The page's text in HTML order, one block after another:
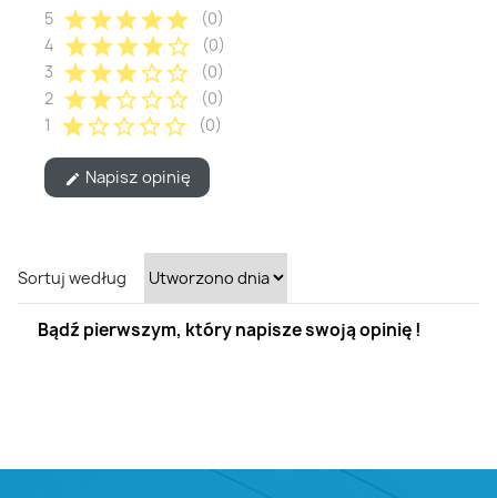
5 starstarstarstarstar
(0)
4 starstarstarstarstar_border
(0)
3 starstarstarstar_borderstar_border
(0)
2 starstarstar_borderstar_borderstar_border
(0)
1
starstar_borderstar_borderstar_borderstar_border (0)
edit Napisz opinię
Sortuj według
Bądź pierwszym, który napisze swoją opinię !